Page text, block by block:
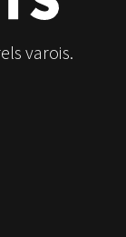
varois.